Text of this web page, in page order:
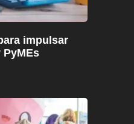
impulsar
PyMEs